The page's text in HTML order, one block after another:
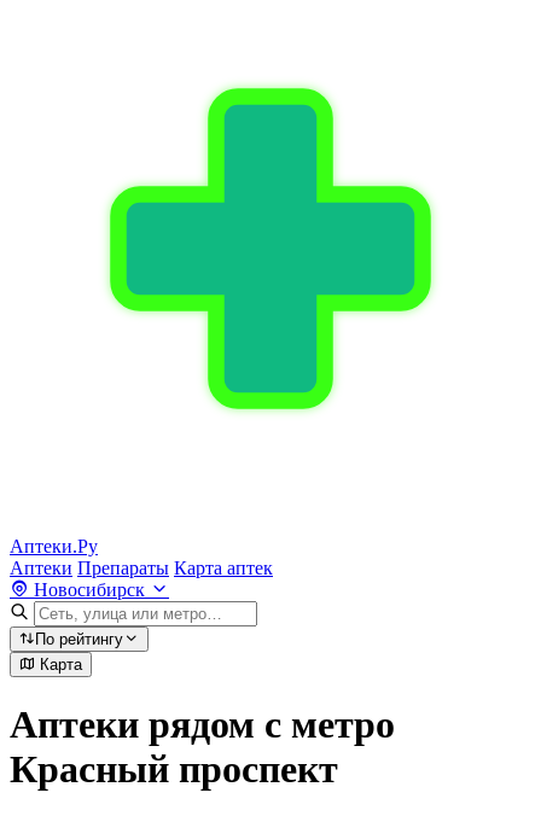
Аптеки.Ру
Аптеки Препараты Карта аптек
Новосибирск
По рейтингу
Карта
Аптеки рядом с метро
Красный проспект